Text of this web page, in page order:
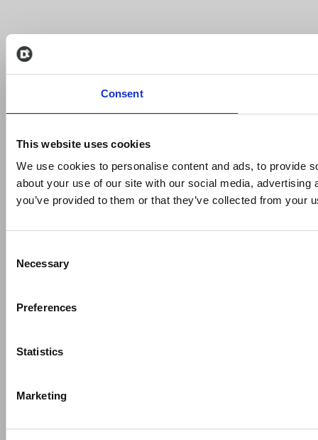
Consent
This website uses cookies
We use cookies to personalise content and ads, to provide
about your use of our site with our social media,
you’ve provided to them or that they’ve collected from your
Selection
Necessary
Preferences
Statistics
Marketing